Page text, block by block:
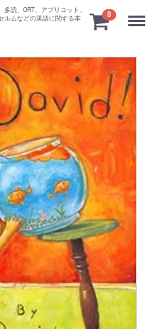
読、ORT、アプリコット、
ルムなどの英語に関する本
0 Menu